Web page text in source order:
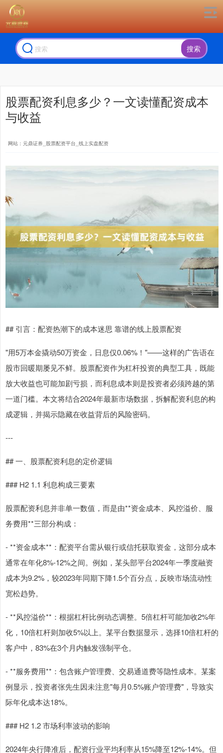
搜索
股票配资利息多少？一文读懂配资成本
与收益
网站：元鼎证券_股票配资平台_线上实盘配资
## 引言：配资热潮下的成本迷思 靠谱的线上股票配资
"用5万本金撬动50万资金，日息仅0.06%！"——这样的广告语在
股市回暖期屡见不鲜。股票配资作为杠杆投资的典型工具，既能
放大收益也可能加剧亏损，而利息成本则是投资者必须跨越的第
一道门槛。本文将结合2024年最新市场数据，拆解配资利息的构
成逻辑，并揭示隐藏在收益背后的风险密码。
---
## 一、股票配资利息的定价逻辑
### H2 1.1 利息构成三要素
股票配资利息并非单一数值，而是由**资金成本、风控溢价、服
务费用**三部分构成：
- **资金成本**：配资平台需从银行或信托获取资金，这部分成本
通常在年化8%-12%之间。例如，某头部平台2024年一季度融资
成本为9.2%，较2023年同期下降1.5个百分点，反映市场流动性
宽松趋势。
- **风控溢价**：根据杠杆比例动态调整。5倍杠杆可能加收2%年
化，10倍杠杆则加收5%以上。某平台数据显示，选择10倍杠杆的
客户中，83%在3个月内触发强制平仓。
- **服务费用**：包含账户管理费、交易通道费等隐性成本。某案
例显示，投资者张先生因未注意"每月0.5%账户管理费"，导致实
际年化成本达18%。
### H2 1.2 市场利率波动的影响
2024年央行降准后，配资行业平均利率从15%降至12%-14%。但